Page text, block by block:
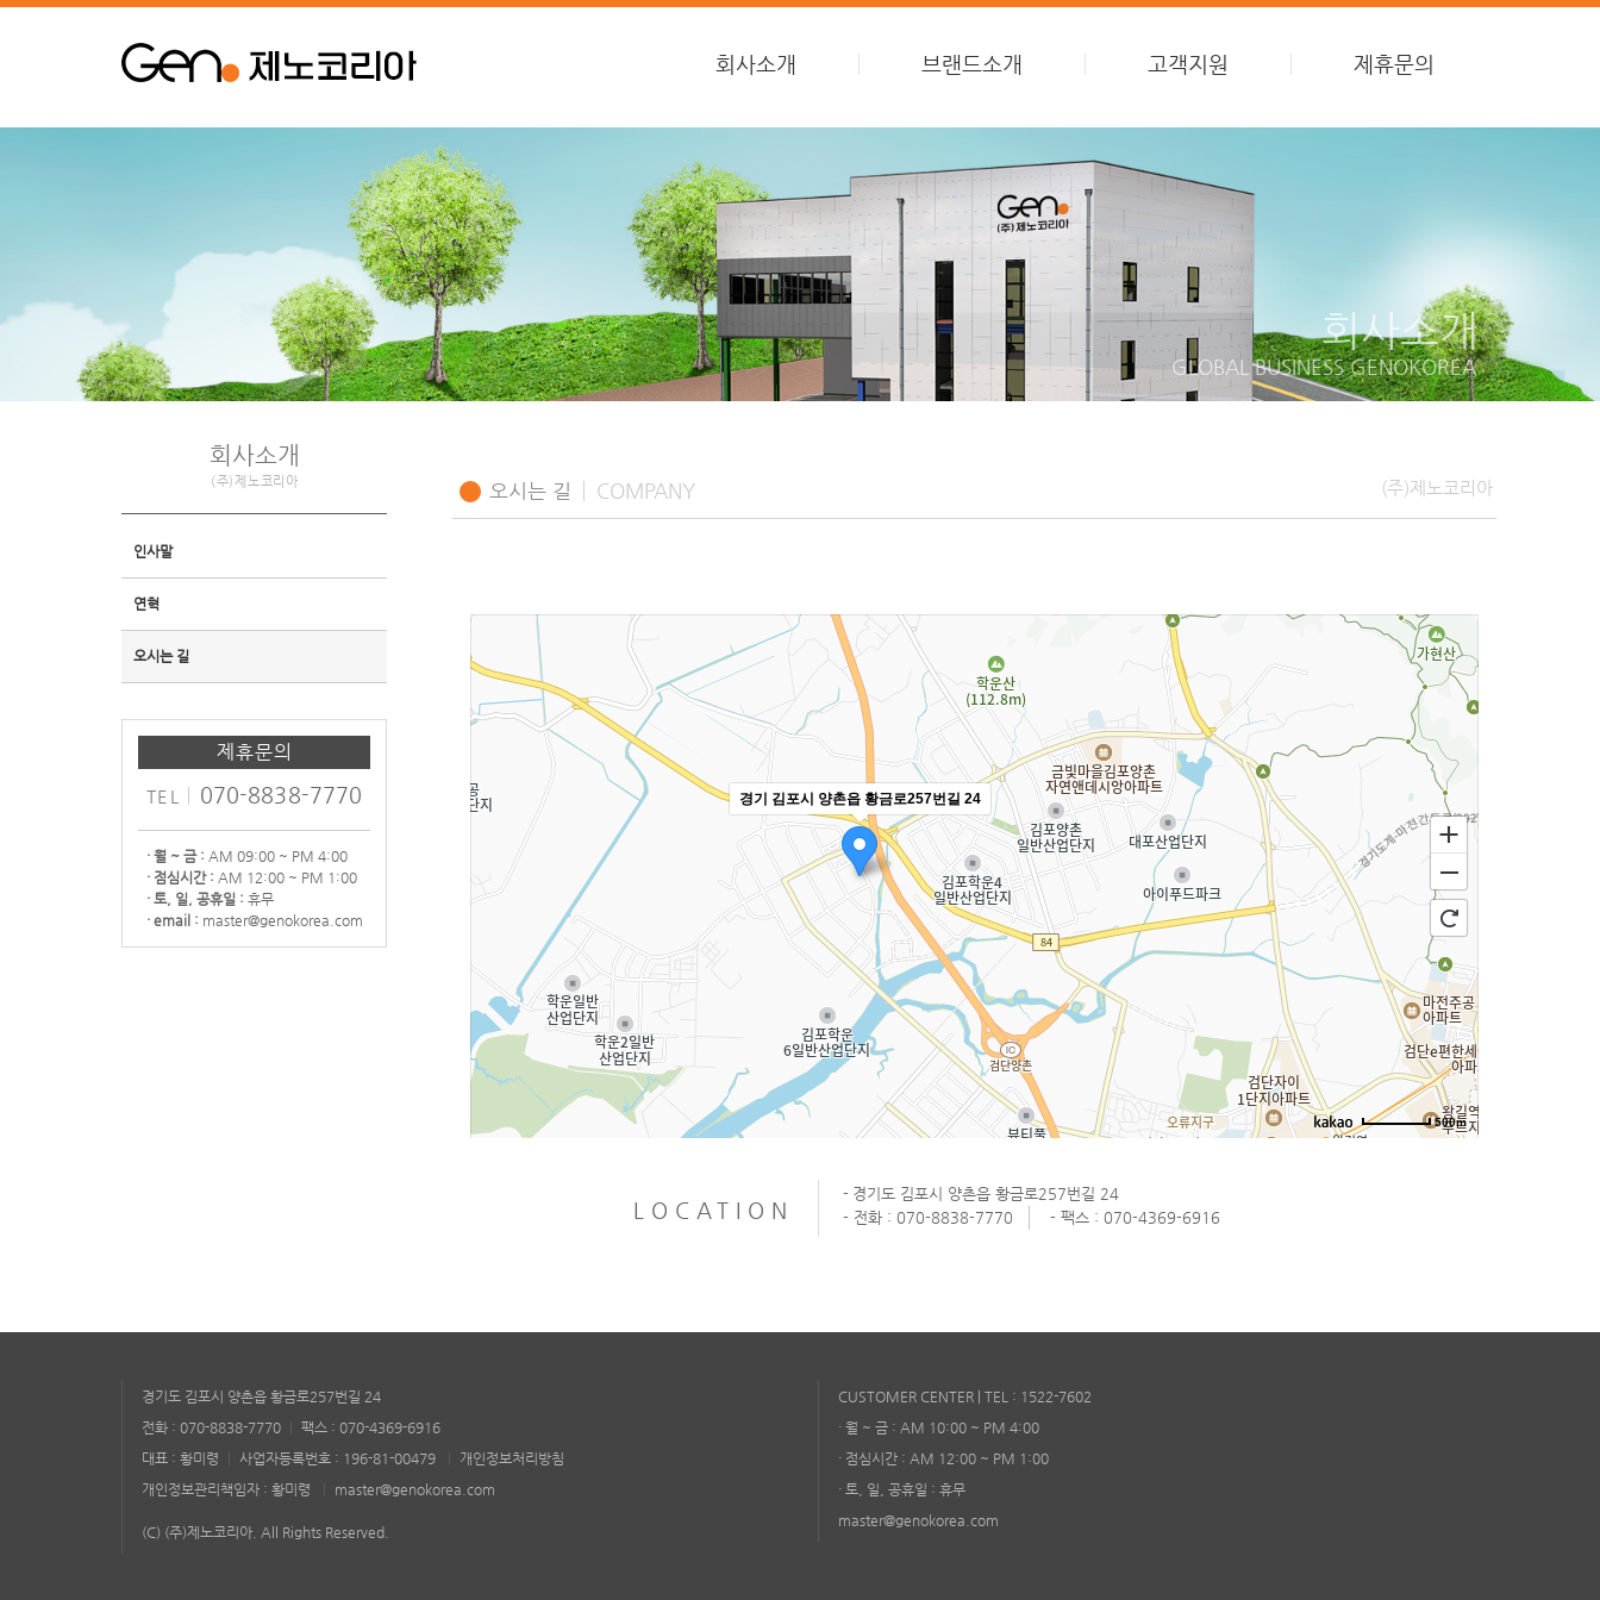
회사소개 브랜드소개 고객지원 제휴문의
회사소개
GLOBAL BUSINESS GENOKOREA
회사소개
(주)제노코리아
인사말
연혁
오시는 길
제휴문의
TEL 070-8838-7770
· 월 ~ 금 : AM 09:00 ~ PM 4:00
· 점심시간 : AM 12:00 ~ PM 1:00
· 토, 일, 공휴일 : 휴무
· email : master@genokorea.com
오시는 길 COMPANY (주)제노코리아
경기 김포시 양촌읍 황금로257번길 24
500m
LOCATION
- 경기도 김포시 양촌읍 황금로257번길 24
- 전화 : 070-8838-7770
- 팩스 : 070-4369-6916
경기도 김포시 양촌읍 황금로257번길 24
전화 : 070-8838-7770
팩스 : 070-4369-6916
대표 : 황미령
사업자등록번호 : 196-81-00479
개인정보처리방침
개인정보관리책임자 : 황미령
master@genokorea.com
(C) (주)제노코리아. All Rights Reserved.
CUSTOMER CENTER | TEL : 1522-7602
· 월 ~ 금 : AM 10:00 ~ PM 4:00
· 점심시간 : AM 12:00 ~ PM 1:00
· 토, 일, 공휴일 : 휴무
master@genokorea.com